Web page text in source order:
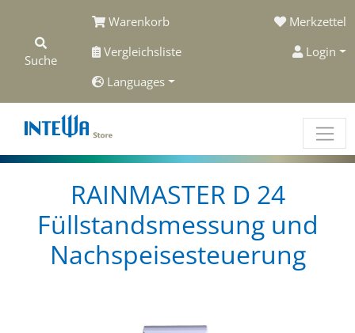
Suche
Warenkorb
Merkzettel
Vergleichsliste
Login
Languages
RAINMASTER D 24
Füllstandsmessung und
Nachspeisesteuerung